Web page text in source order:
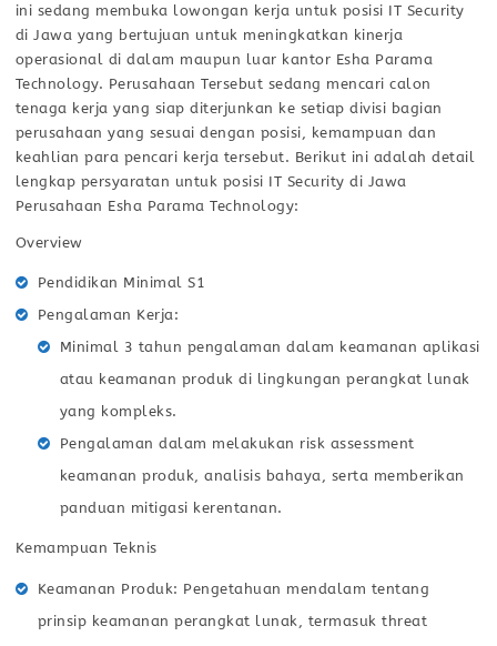
ini sedang membuka lowongan kerja untuk posisi IT Security
di Jawa yang bertujuan untuk meningkatkan kinerja
operasional di dalam maupun luar kantor Esha Parama
Technology. Perusahaan Tersebut sedang mencari calon
tenaga kerja yang siap diterjunkan ke setiap divisi bagian
perusahaan yang sesuai dengan posisi, kemampuan dan
keahlian para pencari kerja tersebut. Berikut ini adalah detail
lengkap persyaratan untuk posisi IT Security di Jawa
Perusahaan Esha Parama Technology:
Overview
Pendidikan Minimal S1
Pengalaman Kerja:
Minimal 3 tahun pengalaman dalam keamanan aplikasi
atau keamanan produk di lingkungan perangkat lunak
yang kompleks.
Pengalaman dalam melakukan risk assessment
keamanan produk, analisis bahaya, serta memberikan
panduan mitigasi kerentanan.
Kemampuan Teknis
Keamanan Produk: Pengetahuan mendalam tentang
prinsip keamanan perangkat lunak, termasuk threat